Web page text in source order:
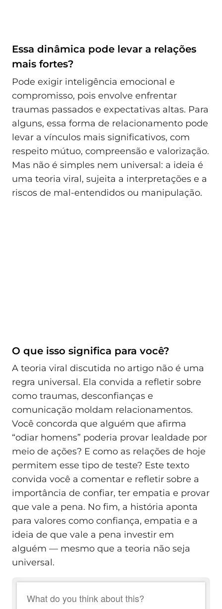
Essa dinâmica pode levar a relações
mais fortes?
Pode exigir inteligência emocional e
compromisso, pois envolve enfrentar
traumas passados e expectativas altas. Para
alguns, essa forma de relacionamento pode
levar a vínculos mais significativos, com
respeito mútuo, compreensão e valorização.
Mas não é simples nem universal: a ideia é
uma teoria viral, sujeita a interpretações e a
riscos de mal-entendidos ou manipulação.
O que isso significa para você?
A teoria viral discutida no artigo não é uma
regra universal. Ela convida a refletir sobre
como traumas, desconfianças e
comunicação moldam relacionamentos.
Você concorda que alguém que afirma
“odiar homens” poderia provar lealdade por
meio de ações? E como as relações de hoje
permitem esse tipo de teste? Este texto
convida você a comentar e refletir sobre a
importância de confiar, ter empatia e provar
que vale a pena. No fim, a história aponta
para valores como confiança, empatia e a
ideia de que vale a pena investir em
alguém — mesmo que a teoria não seja
universal.